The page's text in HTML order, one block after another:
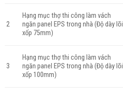
2
Hạng mục thợ thi công làm vách
ngăn panel EPS trong nhà (Độ dày lõi
xốp 75mm)
3
Hạng mục thợ thi công làm vách
ngăn panel EPS trong nhà (Độ dày lõi
xốp 100mm)